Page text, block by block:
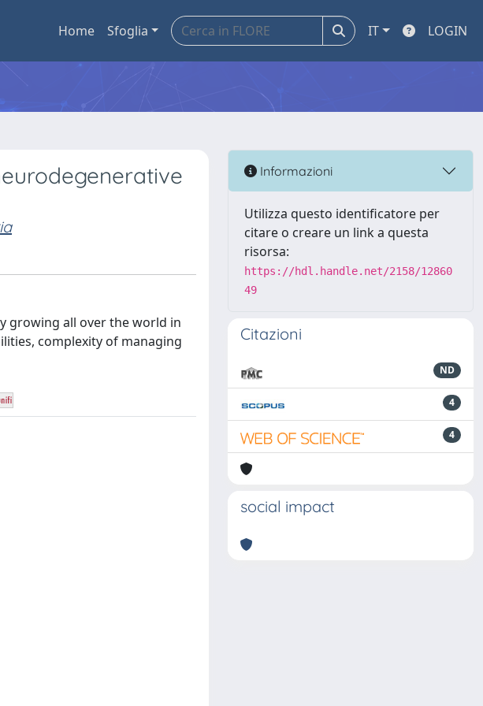
Home Sfoglia IT LOGIN
growing all over the world in
complexity of managing
Informazioni
Utilizza questo identificatore per
citare o creare un link a questa
risorsa:
https://hdl.handle.net/2158/12860
49
Citazioni
ND
4
4
social impact